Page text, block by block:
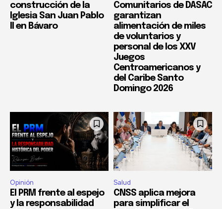
construcción de la
Iglesia San Juan Pablo
II en Bávaro
Comunitarios de DASAC
garantizan
alimentación de miles
de voluntarios y
personal de los XXV
Juegos
Centroamericanos y
del Caribe Santo
Domingo 2026
Opinión
El PRM frente al espejo
y la responsabilidad
Salud
CNSS aplica mejora
para simplificar el